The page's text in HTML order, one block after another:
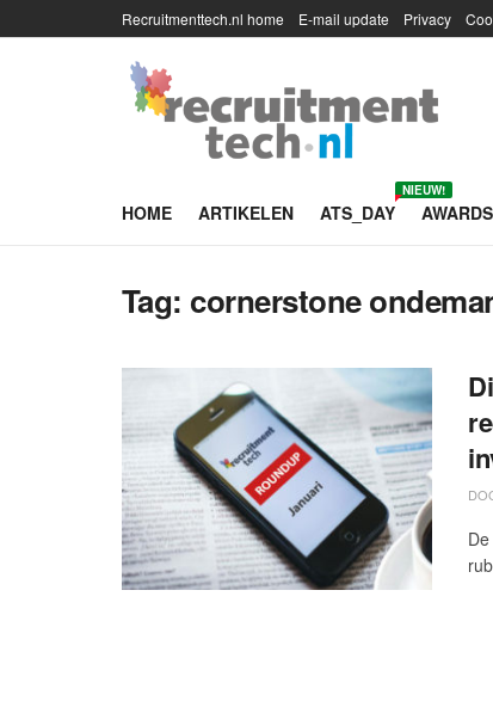
Recruitmenttech.nl home E-mail update Privacy
HOME ARTIKELEN ATS_DAY
NIEUW!
AWARDS
Tag: cornerstone